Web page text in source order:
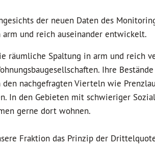
der neuen Daten des
arm und reich auseinander entwickelt.
räumliche Spaltung in arm und reich
Ihre
den nachgefragten Vierteln wie
In den Gebieten mit schwieriger
gerne dort wohnen.
Fraktion das Prinzip der